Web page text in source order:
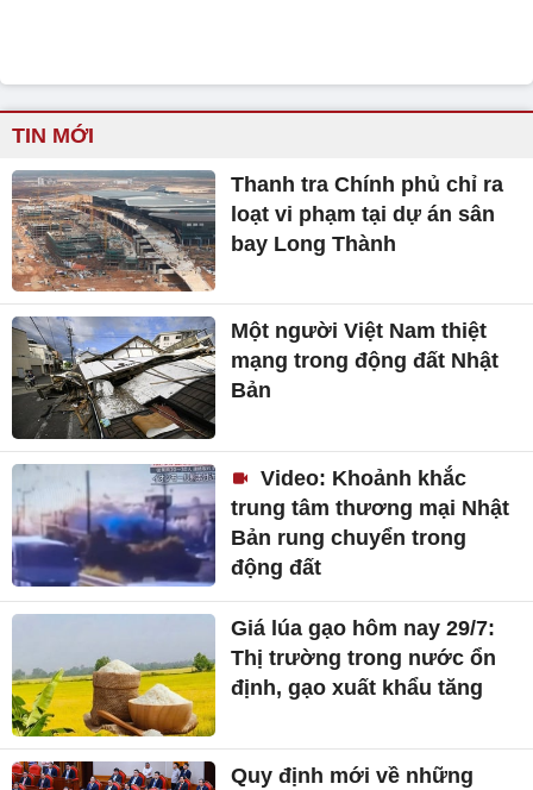
TIN MỚI
Thanh tra Chính phủ chỉ ra
loạt vi phạm tại dự án sân
bay Long Thành
Một người Việt Nam thiệt
mạng trong động đất Nhật
Bản
Video: Khoảnh khắc
trung tâm thương mại Nhật
Bản rung chuyển trong
động đất
Giá lúa gạo hôm nay 29/7:
Thị trường trong nước ổn
định, gạo xuất khẩu tăng
Quy định mới về những